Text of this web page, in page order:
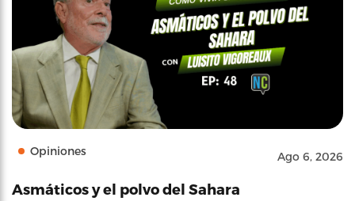
Opiniones Ago 6, 2026
Asmáticos y el polvo del Sahara